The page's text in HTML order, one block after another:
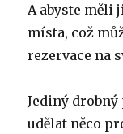
A abyste měli
místa, což
rezervace na
Jediný
udělat něco